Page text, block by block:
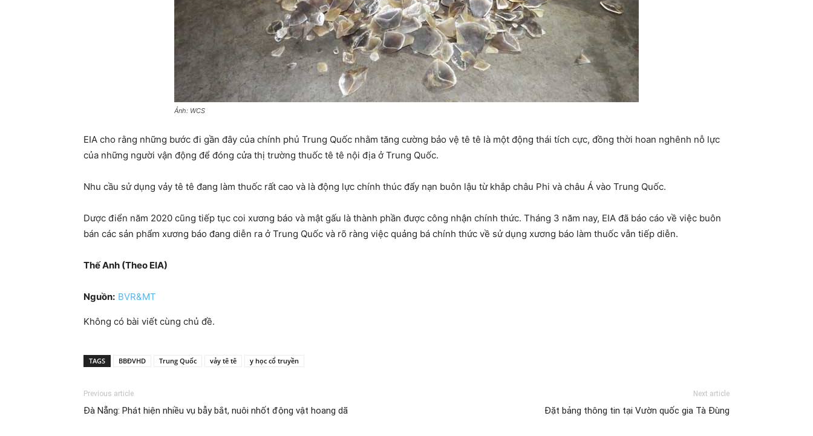
Ảnh: WCS
EIA cho rằng những bước đi gần đây của chính phủ Trung Quốc nhằm tăng cường bảo vệ tê tê là một động thái tích cực, đồng thời hoan nghênh nỗ lực
của những người vận động để đóng cửa thị trường thuốc tê tê nội địa ở Trung Quốc.
Nhu cầu sử dụng vảy tê tê đang làm thuốc rất cao và là động lực chính thúc đẩy nạn buôn lậu từ khắp châu Phi và châu Á vào Trung Quốc.
Dược điển năm 2020 cũng tiếp tục coi xương báo và mật gấu là thành phần được công nhận chính thức. Tháng 3 năm nay, EIA đã báo cáo về việc buôn
bán các sản phẩm xương báo đang diễn ra ở Trung Quốc và rõ ràng việc quảng bá chính thức về sử dụng xương báo làm thuốc vẫn tiếp diễn.
Thế Anh (Theo EIA)
Nguồn: BVR&MT
Không có bài viết cùng chủ đề.
TAGS BBĐVHD Trung Quốc vảy tê tê y học cổ truyền
Previous article
Đà Nẵng: Phát hiện nhiều vụ bẫy bắt, nuôi nhốt động vật hoang dã
Next article
Đặt bảng thông tin tại Vườn quốc gia Tà Đùng